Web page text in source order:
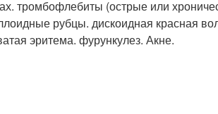
тромбофлебиты (острые или
рубцы. дискоидная красная
эритема. фурункулез. Акне.